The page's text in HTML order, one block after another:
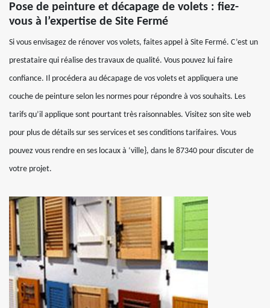
Pose de peinture et décapage de volets : fiez-
vous à l’expertise de Site Fermé
Si vous envisagez de rénover vos volets, faites appel à Site Fermé. C’est un
prestataire qui réalise des travaux de qualité. Vous pouvez lui faire
confiance. Il procédera au décapage de vos volets et appliquera une
couche de peinture selon les normes pour répondre à vos souhaits. Les
tarifs qu’il applique sont pourtant très raisonnables. Visitez son site web
pour plus de détails sur ses services et ses conditions tarifaires. Vous
pouvez vous rendre en ses locaux à ‘ville}, dans le 87340 pour discuter de
votre projet.